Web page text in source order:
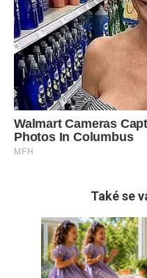
Také se